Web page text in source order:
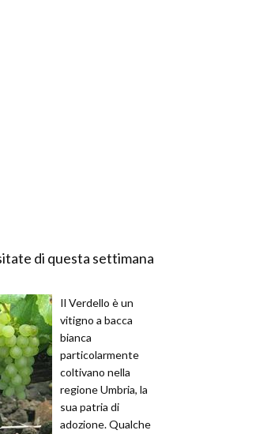
di questa settimana
Il Verdello è un
vitigno a bacca
bianca
particolarmente
coltivano nella
regione Umbria, la
sua patria di
adozione. Qualche